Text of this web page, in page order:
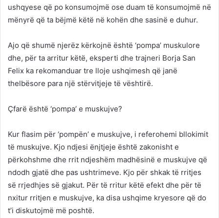
ushqyese që po konsumojmë ose duam të konsumojmë në
mënyrë që ta bëjmë këtë në kohën dhe sasinë e duhur.
Ajo që shumë njerëz kërkojnë është ‘pompa’ muskulore
dhe, për ta arritur këtë, eksperti dhe trajneri Borja San
Felix ka rekomanduar tre lloje ushqimesh që janë
thelbësore para një stërvitjeje të vështirë.
Çfarë është ‘pompa’ e muskujve?
Kur flasim për ‘pompën’ e muskujve, i referohemi bllokimit
të muskujve. Kjo ndjesi ënjtjeje është zakonisht e
përkohshme dhe rrit ndjeshëm madhësinë e muskujve që
ndodh gjatë dhe pas ushtrimeve. Kjo për shkak të rritjes
së rrjedhjes së gjakut. Për të rritur këtë efekt dhe për të
nxitur rritjen e muskujve, ka disa ushqime kryesore që do
t’i diskutojmë më poshtë.